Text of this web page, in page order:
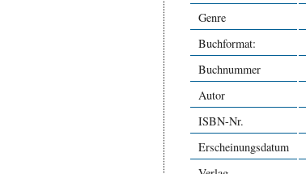
Genre
Buchformat:
Buchnummer
Autor
ISBN-Nr.
Erscheinungsdatum